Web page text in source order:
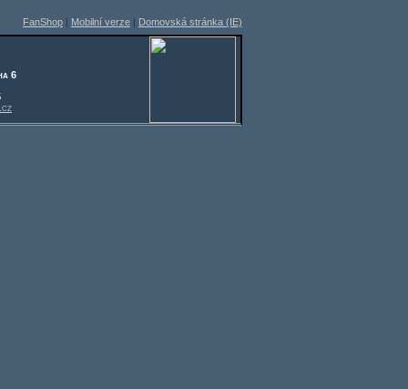
FanShop | Mobilní verze | Domovská stránka (IE)
6